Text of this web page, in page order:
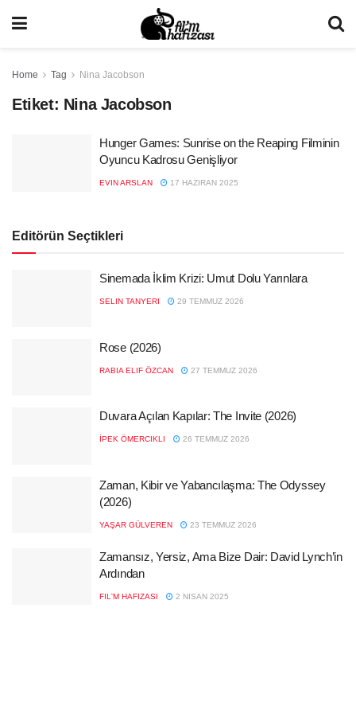
Home Tag Nina Jacobson
Etiket: Nina Jacobson
Hunger Games: Sunrise on the Reaping Filminin
Oyuncu Kadrosu Genişliyor
EVIN ARSLAN 17 HAZIRAN 2025
Editörün Seçtikleri
Sinemada İklim Krizi: Umut Dolu Yarınlara
SELIN TANYERI 29 TEMMUZ 2026
Rose (2026)
RABIA ELIF ÖZCAN 27 TEMMUZ 2026
Duvara Açılan Kapılar: The Invite (2026)
İPEK ÖMERCIKLI 26 TEMMUZ 2026
Zaman, Kibir ve Yabancılaşma: The Odyssey
(2026)
YAŞAR GÜLVEREN 23 TEMMUZ 2026
Zamansız, Yersiz, Ama Bize Dair: David Lynch’in
Ardından
FIL'M HAFIZASI 2 NISAN 2025